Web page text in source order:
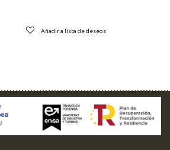
Añadir a lista de deseos